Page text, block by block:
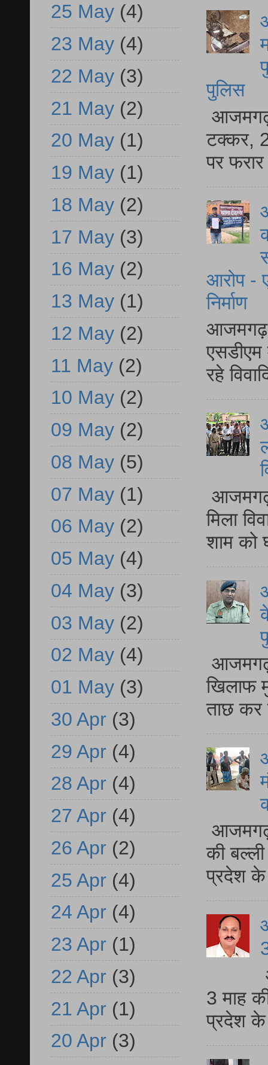
पुलिस
आजमगढ़
टक्कर,
पर
आरोप -
निर्माण
आजमगढ़
एसडीएम
रहे
आजमगढ़
मिला
शाम को
आजमगढ़
खिलाफ
ताछ कर
आजमगढ़
की
प्रदेश
3 माह
प्रदेश
25 May (4)
23 May (4)
22 May (3)
21 May (2)
20 May (1)
19 May (1)
18 May (2)
17 May (3)
16 May (2)
13 May (1)
12 May (2)
11 May (2)
10 May (2)
09 May (2)
08 May (5)
07 May (1)
06 May (2)
05 May (4)
04 May (3)
03 May (2)
02 May (4)
01 May (3)
30 Apr (3)
29 Apr (4)
28 Apr (4)
27 Apr (4)
26 Apr (2)
25 Apr (4)
24 Apr (4)
23 Apr (1)
22 Apr (3)
21 Apr (1)
20 Apr (3)